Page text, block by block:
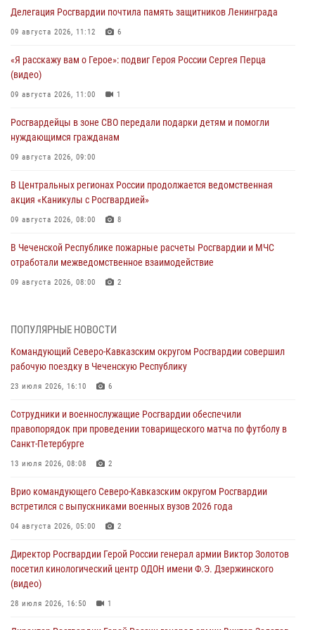
Делегация Росгвардии почтила память защитников Ленинграда
09 августа 2026, 11:12 6
«Я расскажу вам о Герое»: подвиг Героя России Сергея Перца
(видео)
09 августа 2026, 11:00 1
Росгвардейцы в зоне СВО передали подарки детям и помогли
нуждающимся гражданам
09 августа 2026, 09:00
В Центральных регионах России продолжается ведомственная
акция «Каникулы с Росгвардией»
09 августа 2026, 08:00 8
В Чеченской Республике пожарные расчеты Росгвардии и МЧС
отработали межведомственное взаимодействие
09 августа 2026, 08:00 2
определили на Кубани
В Ульяновске росгвардейцы присоединились к донорской акции
(видео)
Росгвардейцы провели занятие по стрелковой подготовке для
воспитанников Центра детского, юношеского туризма и
краеведения Луганской Народной Республики
В регионах Урала бойцам Росгвардии в зону СВО передали свежие
тиражи газет
ПОПУЛЯРНЫЕ НОВОСТИ
Командующий Северо-Кавказским округом Росгвардии совершил
рабочую поездку в Чеченскую Республику
23 июля 2026, 16:10 6
Сотрудники и военнослужащие Росгвардии обеспечили
правопорядок при проведении товарищеского матча по футболу в
Санкт-Петербурге
13 июля 2026, 08:08 2
Врио командующего Северо-Кавказским округом Росгвардии
встретился с выпускниками военных вузов 2026 года
04 августа 2026, 05:00 2
Директор Росгвардии Герой России генерал армии Виктор Золотов
посетил кинологический центр ОДОН имени Ф.Э. Дзержинского
(видео)
28 июля 2026, 16:50 1